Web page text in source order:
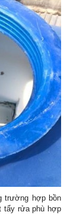
trường hợp bồn
tẩy rửa phù hợp